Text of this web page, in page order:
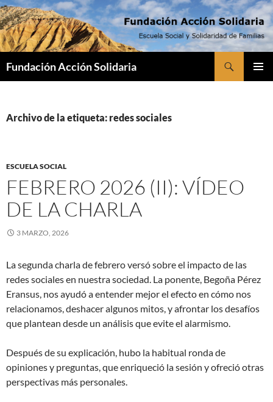
Saltar
al
contenido
Fundación Acción Solidaria
Archivo de la etiqueta: redes sociales
ESCUELA SOCIAL
FEBRERO 2026 (II): VÍDEO
DE LA CHARLA
3 MARZO, 2026
La segunda charla de febrero versó sobre el impacto de las
redes sociales en nuestra sociedad. La ponente, Begoña Pérez
Eransus, nos ayudó a entender mejor el efecto en cómo nos
relacionamos, deshacer algunos mitos, y afrontar los desafíos
que plantean desde un análisis que evite el alarmismo.
Después de su explicación, hubo la habitual ronda de
opiniones y preguntas, que enriqueció la sesión y ofreció otras
perspectivas más personales.